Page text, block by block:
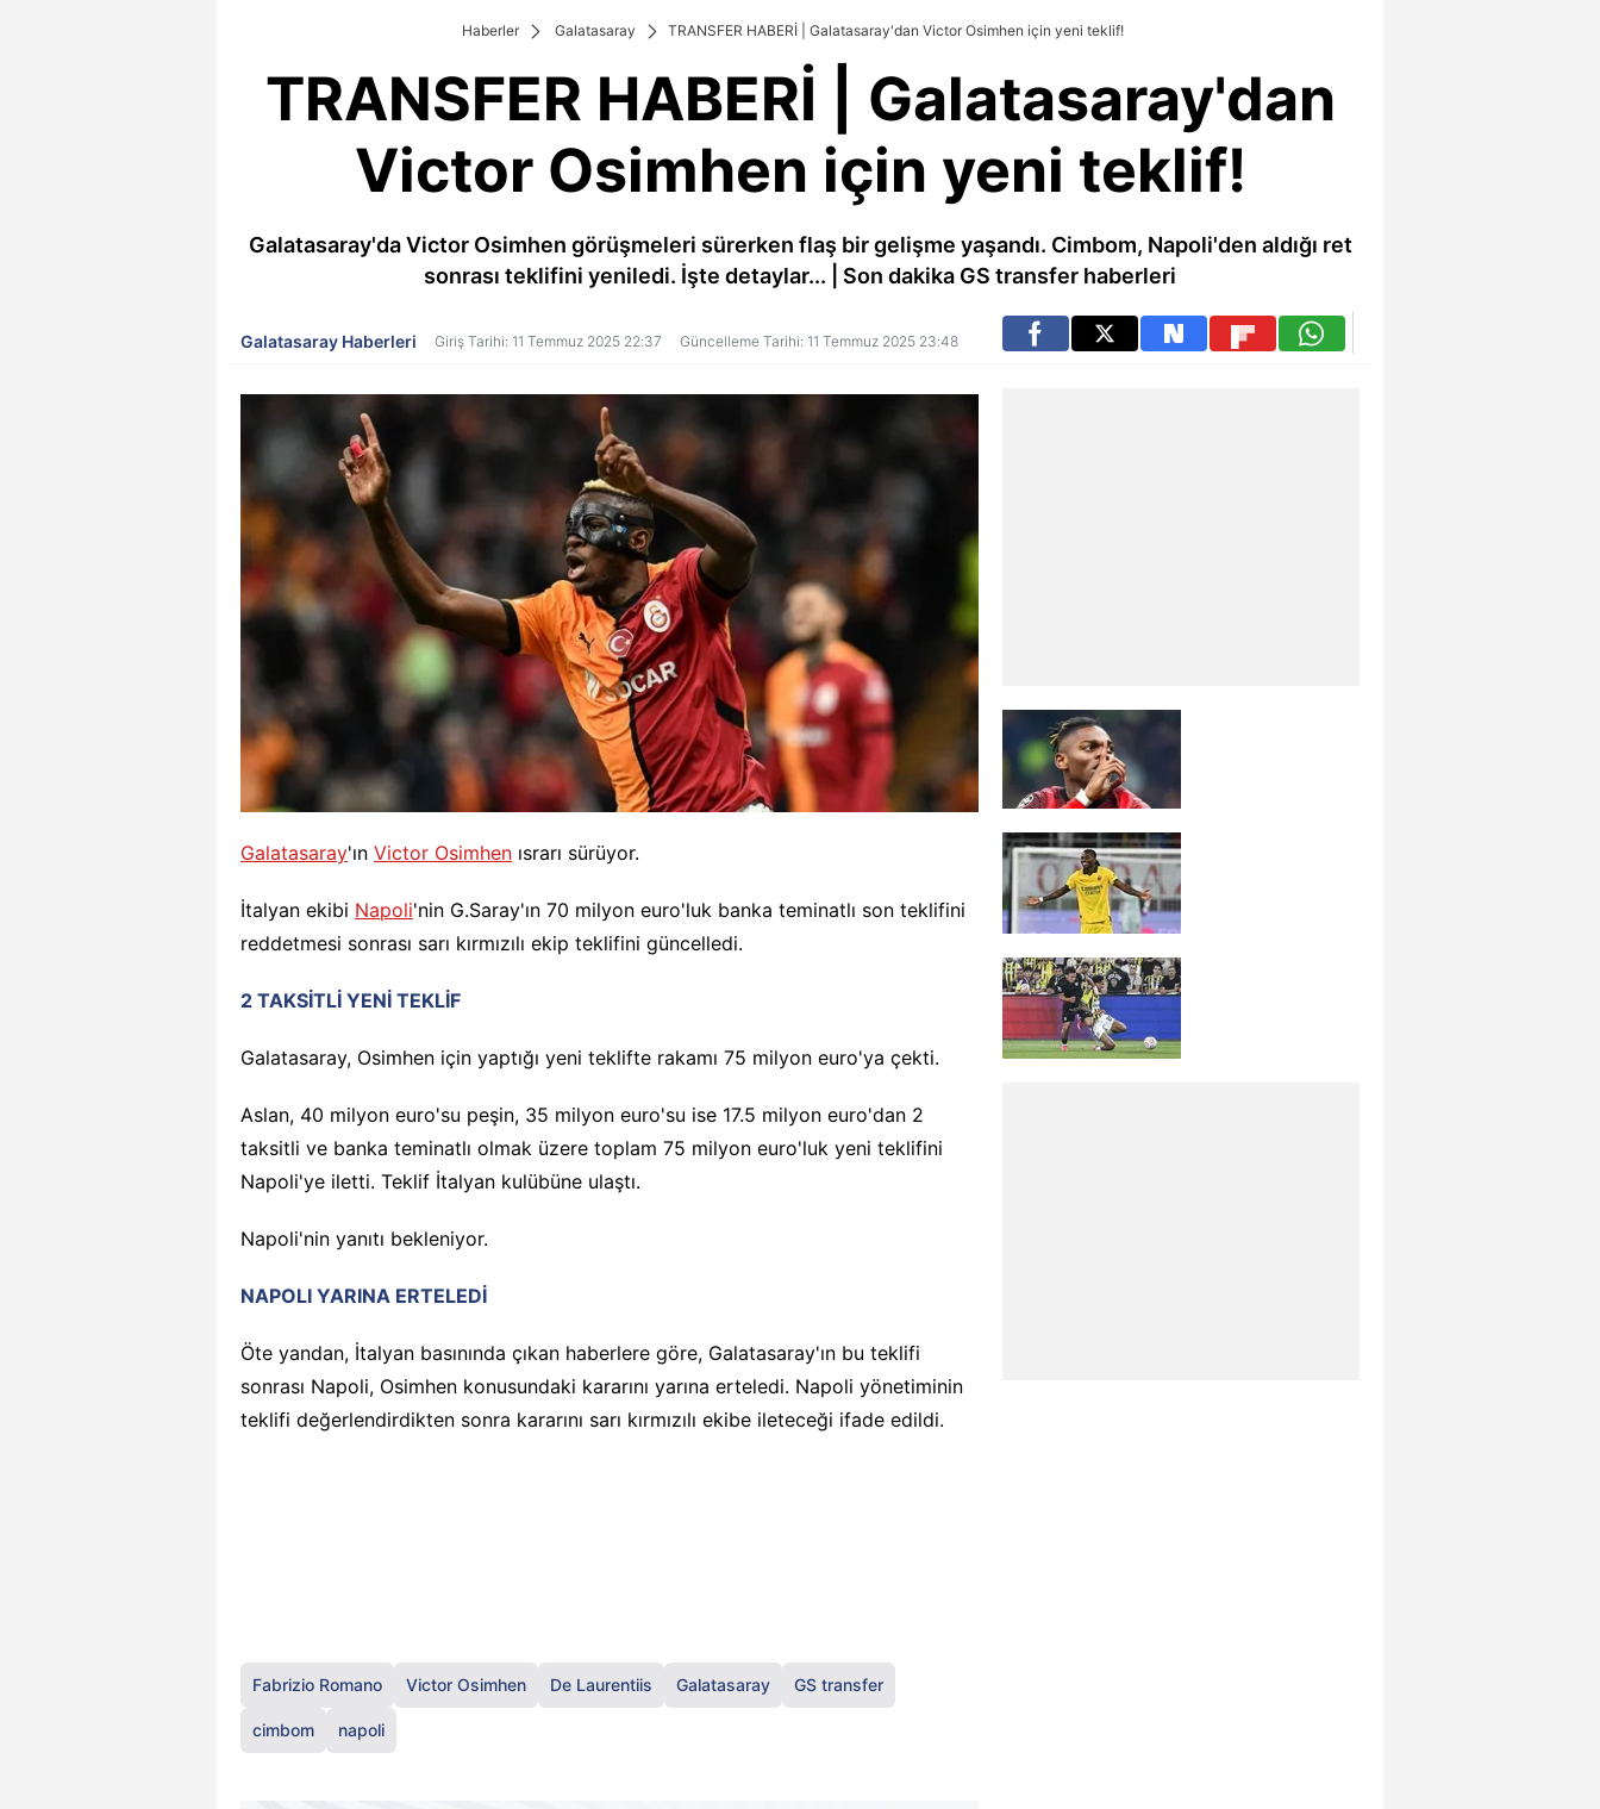
Haberler Galatasaray TRANSFER HABERİ | Galatasaray'dan Victor Osimhen için yeni teklif!
TRANSFER HABERİ | Galatasaray'dan
Victor Osimhen için yeni teklif!
Galatasaray'da Victor Osimhen görüşmeleri sürerken flaş bir gelişme yaşandı. Cimbom, Napoli'den aldığı ret
sonrası teklifini yeniledi. İşte detaylar... | Son dakika GS transfer haberleri
Galatasaray Haberleri Giriş Tarihi: 11 Temmuz 2025 22:37 Güncelleme Tarihi: 11 Temmuz 2025 23:48
Galatasaray'ın Victor Osimhen ısrarı sürüyor.
İtalyan ekibi Napoli'nin G.Saray'ın 70 milyon euro'luk banka teminatlı son teklifini
reddetmesi sonrası sarı kırmızılı ekip teklifini güncelledi.
2 TAKSİTLİ YENİ TEKLİF
Galatasaray, Osimhen için yaptığı yeni teklifte rakamı 75 milyon euro'ya çekti.
Aslan, 40 milyon euro'su peşin, 35 milyon euro'su ise 17.5 milyon euro'dan 2
taksitli ve banka teminatlı olmak üzere toplam 75 milyon euro'luk yeni teklifini
Napoli'ye iletti. Teklif İtalyan kulübüne ulaştı.
Napoli'nin yanıtı bekleniyor.
NAPOLI YARINA ERTELEDİ
Öte yandan, İtalyan basınında çıkan haberlere göre, Galatasaray'ın bu teklifi
sonrası Napoli, Osimhen konusundaki kararını yarına erteledi. Napoli yönetiminin
teklifi değerlendirdikten sonra kararını sarı kırmızılı ekibe ileteceği ifade edildi.
Fabrizio Romano Victor Osimhen De Laurentiis Galatasaray GS transfer
cimbom napoli